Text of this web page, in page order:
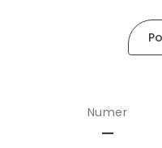
Numer
—